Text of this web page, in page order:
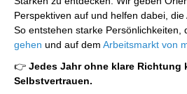
Perspektiven auf und helfen dabei, die
So entstehen starke Persönlichkeiten,
gehen und auf dem Arbeitsmarkt von
👉 Jedes Jahr ohne klare Richtung
Selbstvertrauen.